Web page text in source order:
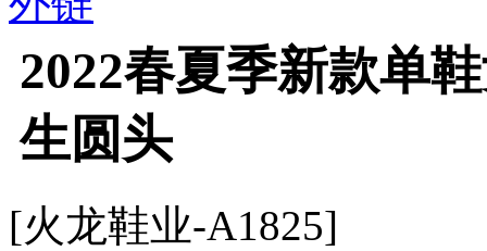
2022春夏季新款单
生圆头
[火龙鞋业-A1825]